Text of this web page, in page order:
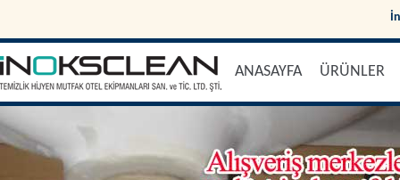
ANASAYFA ÜRÜNLER